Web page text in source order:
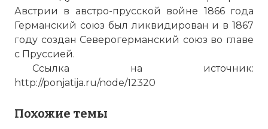
Австрии в австро-прусской войне 1866 года
Германский союз был ликвидирован и в 1867
году создан Северогерманский союз во главе
с Пруссией.
Ссылка на источник:
http://ponjatija.ru/node/12320
Похожие темы